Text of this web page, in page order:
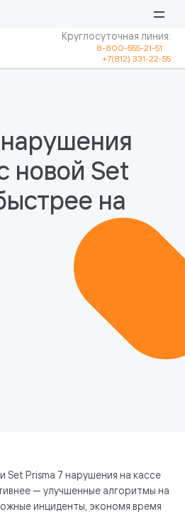
Круглосуточная линия:
8-800-555-21-51
+7(812) 331-22-55
новой Set
на
Set Prisma 7 нарушения на кассе
— улучшенные алгоритмы на
инциденты, экономя время